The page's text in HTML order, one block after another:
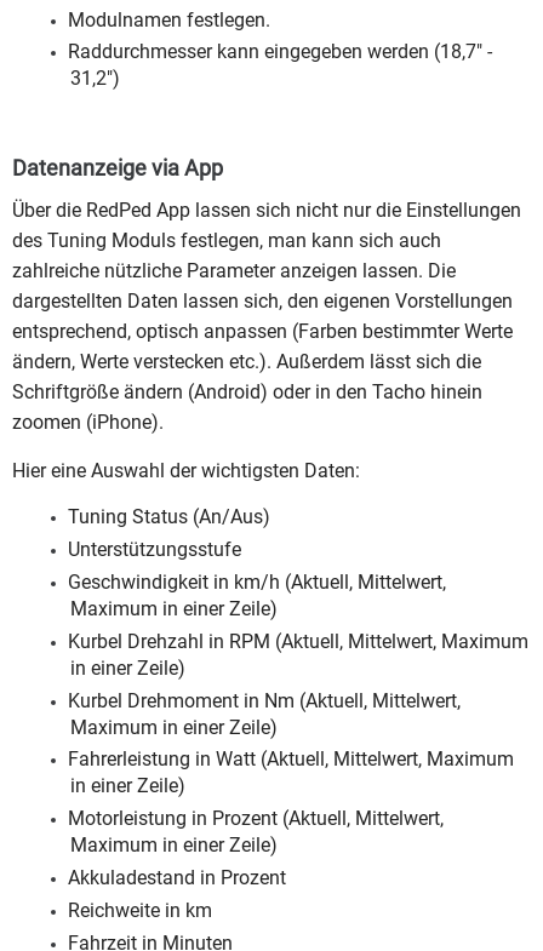
Modulnamen festlegen.
Raddurchmesser kann eingegeben werden (18,7" -
31,2")
Datenanzeige via App
Über die RedPed App lassen sich nicht nur die Einstellungen
des Tuning Moduls festlegen, man kann sich auch
zahlreiche nützliche Parameter anzeigen lassen. Die
dargestellten Daten lassen sich, den eigenen Vorstellungen
entsprechend, optisch anpassen (Farben bestimmter Werte
ändern, Werte verstecken etc.). Außerdem lässt sich die
Schriftgröße ändern (Android) oder in den Tacho hinein
zoomen (iPhone).
Hier eine Auswahl der wichtigsten Daten:
Tuning Status (An/Aus)
Unterstützungsstufe
Geschwindigkeit in km/h (Aktuell, Mittelwert,
Maximum in einer Zeile)
Kurbel Drehzahl in RPM (Aktuell, Mittelwert, Maximum
in einer Zeile)
Kurbel Drehmoment in Nm (Aktuell, Mittelwert,
Maximum in einer Zeile)
Fahrerleistung in Watt (Aktuell, Mittelwert, Maximum
in einer Zeile)
Motorleistung in Prozent (Aktuell, Mittelwert,
Maximum in einer Zeile)
Akkuladestand in Prozent
Reichweite in km
Fahrzeit in Minuten